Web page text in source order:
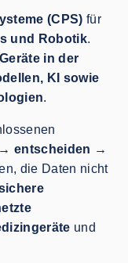
(CPS) für
und Robotik.
in der
KI sowie
.
entscheiden →
die Daten nicht
und